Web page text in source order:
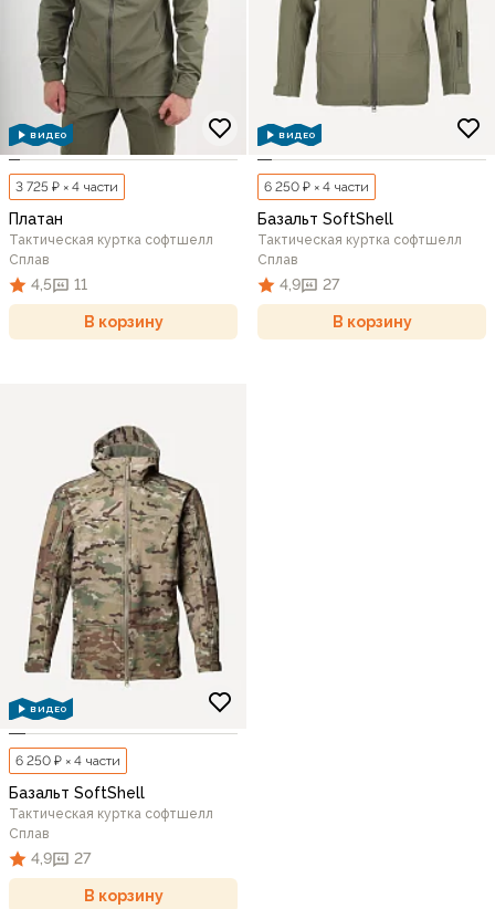
ВИДЕО
3 725 ₽ × 4 части
Платан
Тактическая куртка софтшелл
Сплав
4,5 11
В корзину
ВИДЕО
6 250 ₽ × 4 части
Базальт SoftShell
Тактическая куртка софтшелл
Сплав
4,9 27
В корзину
ВИДЕО
6 250 ₽ × 4 части
Базальт SoftShell
Тактическая куртка софтшелл
Сплав
4,9 27
В корзину